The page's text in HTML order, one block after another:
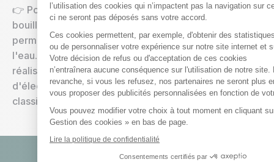
👉 Pour aller plus loin, vous pouvez investir dans une
bouilloire électrique à thermostat. Ces dernières vous
permettent de choisir la température de chauffage de
l'eau. La bouilloire à thermostat peut donc vous faire
réaliser d’importantes économies : jusqu'à 25 %
d'électricité en moins par rapport à un modèle
classique.
l’utilisation des cookies qui n’impactent pas la navigation sur
ci ne seront pas déposés sans votre accord.
Ces cookies permettent, par exemple, d'obtenir des
ou de personnaliser votre expérience sur notre site internet et
Votre décision de refus ou d'acceptation de ces cookies
n’entraînera aucune conséquence sur l'utilisation de notre site.
revanche, si vous les refusez, nos partenaires ne seront plus
vous proposer des publicités personnalisées en fonction de
Vous pouvez modifier votre choix à tout moment en cliquant
Gestion des cookies » en bas de page.
Lire la politique de confidentialité
Consentements certifiés par
Axeptio consent